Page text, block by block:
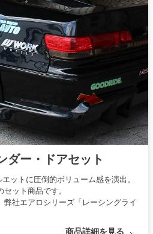
ダー・ドアセット
ットに圧倒的ボリューム感を演出。
ット商品です。
弊社エアロシリーズ「レーシングライ
商品詳細を見る